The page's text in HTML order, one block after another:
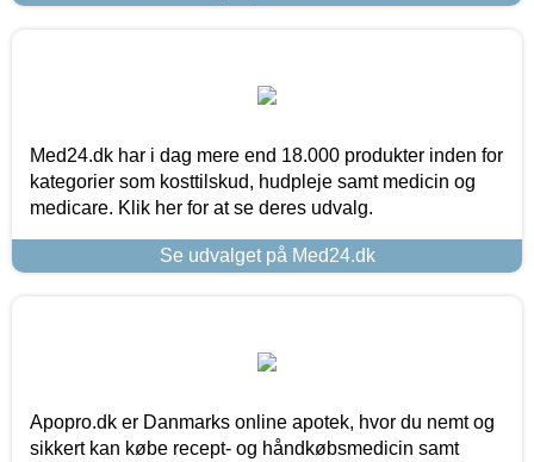
Med24.dk har i dag mere end 18.000 produkter inden for
kategorier som kosttilskud, hudpleje samt medicin og
medicare. Klik her for at se deres udvalg.
Se udvalget på Med24.dk
Apopro.dk er Danmarks online apotek, hvor du nemt og
sikkert kan købe recept- og håndkøbsmedicin samt